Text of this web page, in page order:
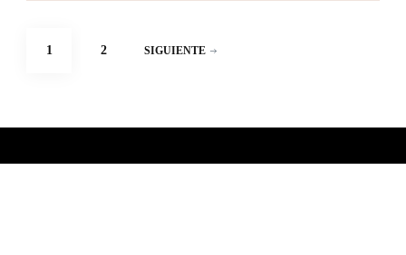
Paginación
PÁGINA
1 PÁGINA
2 SIGUIENTE